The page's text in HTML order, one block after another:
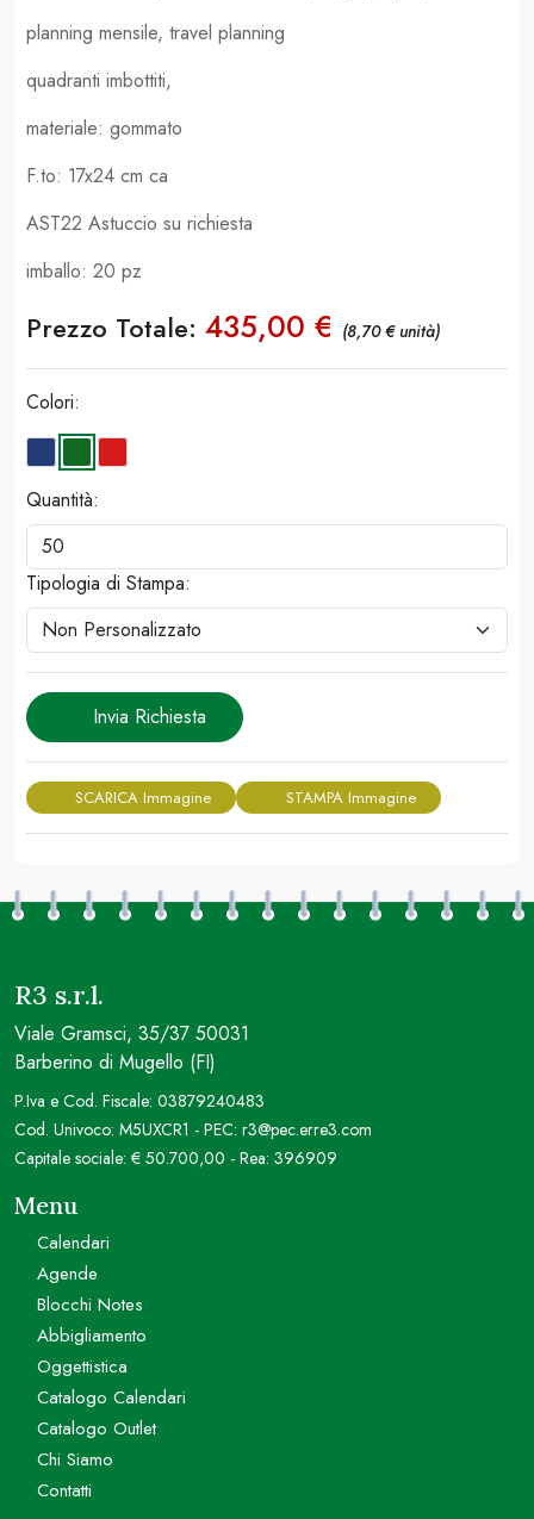
planning mensile, travel planning
quadranti imbottiti,
materiale: gommato
F.to: 17x24 cm ca
AST22 Astuccio su richiesta
imballo: 20 pz
Prezzo Totale: 435,00 € (8,70 € unità)
Colori:
Quantità:
Tipologia di Stampa:
Invia Richiesta
SCARICA Immagine STAMPA Immagine
R3 s.r.l.
Viale Gramsci, 35/37 50031
Barberino di Mugello (FI)
P.Iva e Cod. Fiscale: 03879240483
Cod. Univoco: M5UXCR1 - PEC: r3@pec.erre3.com
Capitale sociale: € 50.700,00 - Rea: 396909
Menu
Calendari
Agende
Blocchi Notes
Abbigliamento
Oggettistica
Catalogo Calendari
Catalogo Outlet
Chi Siamo
Contatti